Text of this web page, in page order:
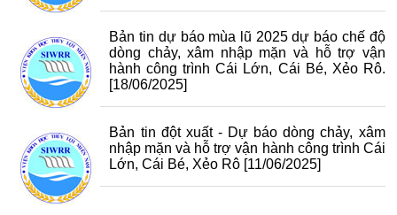
Bản tin dự báo mùa lũ 2025 dự báo chế độ
dòng chảy, xâm nhập mặn và hỗ trợ vận
hành công trình Cái Lớn, Cái Bé, Xẻo Rô.
[18/06/2025]
Bản tin đột xuất - Dự báo dòng chảy, xâm
nhập mặn và hỗ trợ vận hành công trình Cái
Lớn, Cái Bé, Xẻo Rô [11/06/2025]